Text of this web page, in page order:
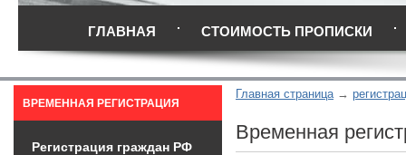
ГЛАВНАЯ СТОИМОСТЬ ПРОПИСКИ
Главная страница
Временная
ВРЕМЕННАЯ РЕГИСТРАЦИЯ
Регистрация граждан РФ